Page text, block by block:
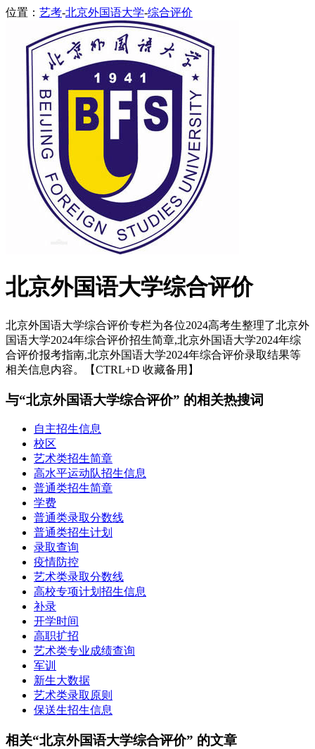
位置： 艺考-北京外国语大学-综合评价
北京外国语大学综合评价
北京外国语大学综合评价专栏为各位2024高考生整理了北京外
国语大学2024年综合评价招生简章,北京外国语大学2024年综
合评价报考指南,北京外国语大学2024年综合评价录取结果等
相关信息内容。【CTRL+D 收藏备用】
与“北京外国语大学综合评价” 的相关热搜词
自主招生信息
校区
艺术类招生简章
高水平运动队招生信息
普通类招生简章
学费
普通类录取分数线
普通类招生计划
录取查询
疫情防控
艺术类录取分数线
高校专项计划招生信息
补录
开学时间
高职扩招
艺术类专业成绩查询
军训
新生大数据
艺术类录取原则
保送生招生信息
相关“北京外国语大学综合评价” 的文章